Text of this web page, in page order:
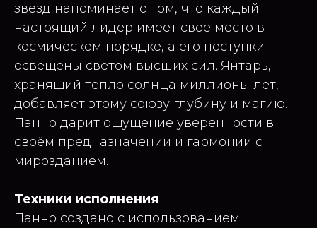
звёзд напоминает о том, что каждый
настоящий лидер имеет своё место в
космическом порядке, а его поступки
освещены светом высших сил. Янтарь,
хранящий тепло солнца миллионы лет,
добавляет этому союзу глубину и магию.
Панно дарит ощущение уверенности в
своём предназначении и гармонии с
мирозданием.
Техники исполнения
Панно создано с использованием